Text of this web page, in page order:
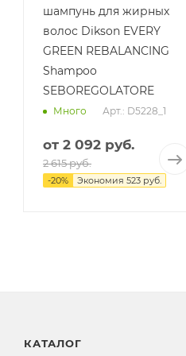
шампунь для жирных
волос Dikson EVERY
GREEN REBALANCING
Shampoo
SEBOREGOLATORE
Много Арт.: D5228_1
от 2 092 руб.
2 615 руб.
-20% Экономия 523 руб.
КАТАЛОГ